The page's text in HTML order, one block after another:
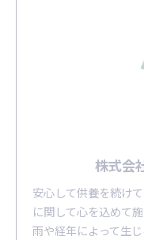
株式会
安心して供養を続け
に関して心を込めて
雨や経年によって生